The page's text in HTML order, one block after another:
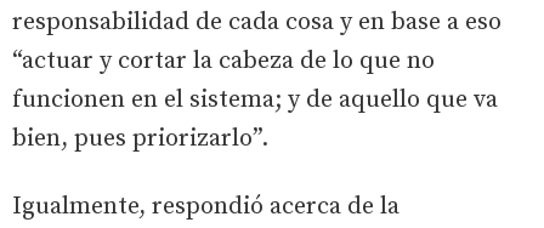
responsabilidad de cada cosa y en base a eso
“actuar y cortar la cabeza de lo que no
funcionen en el sistema; y de aquello que va
bien, pues priorizarlo”.
Igualmente, respondió acerca de la